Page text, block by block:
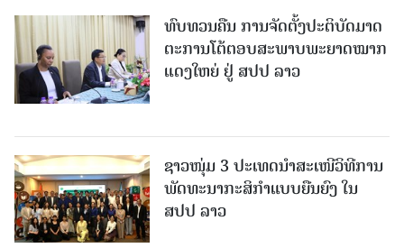
ທົບທວນຄືນ ການຈັດຕັ້ງປະຕິບັດມາດ
ຕະການໂຕ້ຕອບສະພາບພະຍາດໝາກ
ແດງໃຫຍ່ ຢູ່ ສປປ ລາວ
ຊາວໜຸ່ມ 3 ປະເທດນຳສະເໜີວິທີການ
ພັດທະນາກະສິກຳແບບຍືນຍົງ ໃນ
ສປປ ລາວ